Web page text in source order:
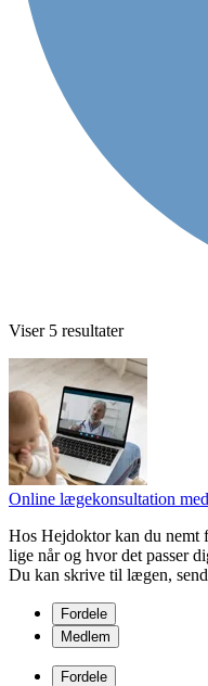
Viser 5 resultater
Online lægekonsultation
Hos Hejdoktor kan du nemt
lige når og hvor det passer
Du kan skrive til lægen,
Fordele
Medlem
Fordele